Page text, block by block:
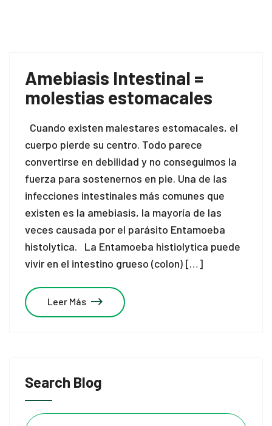
Search Blog
Amebiasis Intestinal =
molestias estomacales
Cuando existen malestares estomacales, el
cuerpo pierde su centro. Todo parece
convertirse en debilidad y no conseguimos la
fuerza para sostenernos en pie. Una de las
infecciones intestinales más comunes que
existen es la amebiasis, la mayoría de las
veces causada por el parásito Entamoeba
histolytica. La Entamoeba histiolytica puede
vivir en el intestino grueso (colon) […]
Leer Más